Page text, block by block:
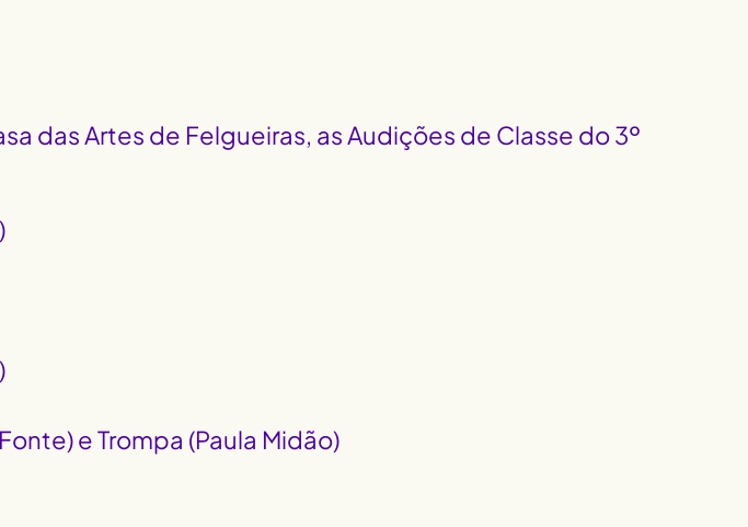
das Artes de Felgueiras, as Audições de Classe do 3º
e Trompa (Paula Midão)